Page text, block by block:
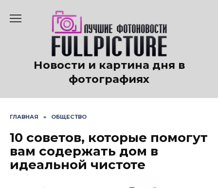
содержанию
Новости и картина дня в
фотографиях
ГЛАВНАЯ » ОБЩЕСТВО
10 советов, которые помогут
вам содержать дом в
идеальной чистоте